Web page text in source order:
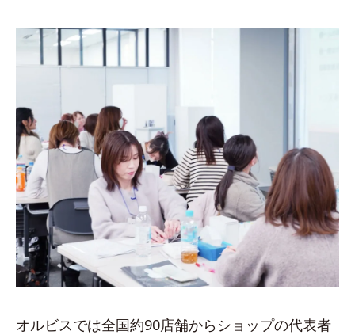
オルビスでは全国約90店舗からショップの代表者